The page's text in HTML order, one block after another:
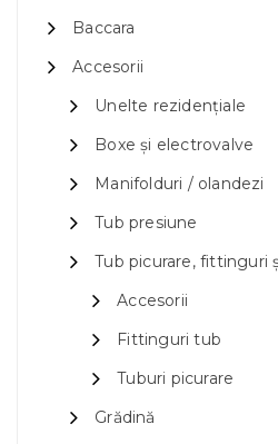
Baccara
Accesorii
Unelte rezidențiale
Boxe și electrovalve
Manifolduri / olandezi
Tub presiune
Tub picurare, fittinguri
Accesorii
Fittinguri tub
Tuburi picurare
Grădină